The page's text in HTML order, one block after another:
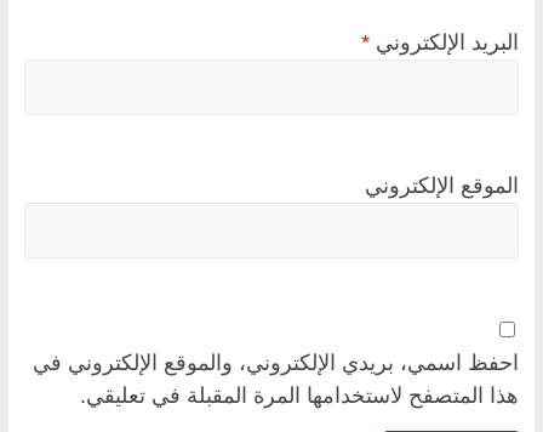
البريد الإلكتروني *
الموقع الإلكتروني
احفظ اسمي، بريدي الإلكتروني، والموقع الإلكتروني في
هذا المتصفح لاستخدامها المرة المقبلة في تعليقي.